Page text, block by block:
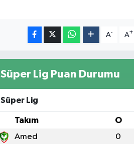
A- A+
Süper Lig Puan Durumu
Süper Lig
Takım O
Amed 0